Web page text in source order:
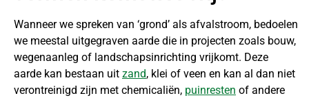
Wanneer we spreken van ‘grond’ als afvalstroom, bedoelen
we meestal uitgegraven aarde die in projecten zoals bouw,
wegenaanleg of landschapsinrichting vrijkomt. Deze
aarde kan bestaan uit zand, klei of veen en kan al dan niet
verontreinigd zijn met chemicaliën, puinresten of andere